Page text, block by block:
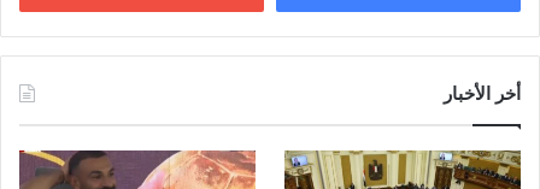
أخر الأخبار